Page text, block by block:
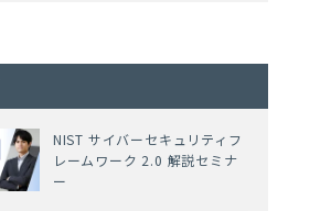
NIST サイバーセキュリティフ
レームワーク 2.0 解説セミナ
ー